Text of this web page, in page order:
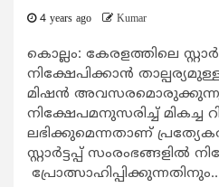
4 years ago Kumar
കൊല്ലം: കേരളത്തിലെ
നിക്ഷേപിക്കാന്‍
മിഷന്‍ അവസരമൊരുക്കുന്നു.
നിക്ഷേപമനുസരിച്ച് മികച്ച
ലഭിക്കുമെന്നതാണ്
സ്റ്റാര്‍ട്ടപ്പ് സംരംഭങ്ങളില്‍